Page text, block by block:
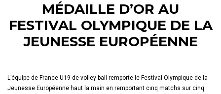
MÉDAILLE D’OR AU
FESTIVAL OLYMPIQUE DE LA
JEUNESSE EUROPÉENNE
L’équipe de France U19 de volley-ball remporte le Festival Olympique de la
Jeunesse Européenne haut la main en remportant cinq matchs sur cinq.